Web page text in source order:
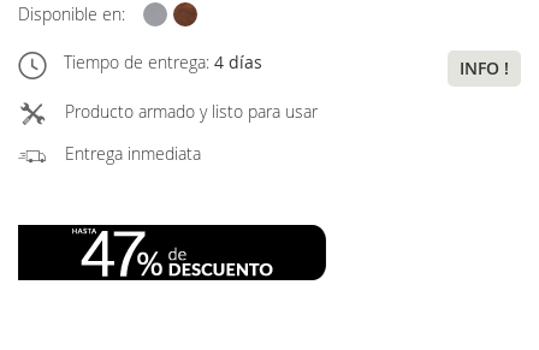
Disponible en:
Tiempo de entrega: 4 días
INFO !
Producto armado y listo para usar
Entrega inmediata